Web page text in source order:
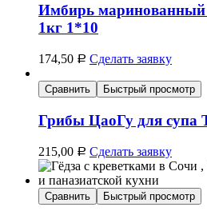
Имбирь
1кг 1*10
174,50 Р Сделать заявку
Сравнить Быстрый просмотр
Грибы ЦаоГу для супа
215,00 Р Сделать заявку
Сравнить Быстрый просмотр